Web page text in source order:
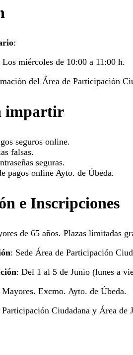
:
Los miércoles de 10:00 a 11:00 h.
del Área de Participación
impartir
seguros online.
falsas.
seguras.
pagos online Ayto. de Úbeda.
e Inscripciones
de 65 años. Plazas limitadas
: Sede Área de Participación
: Del 1 al 5 de Junio (lunes a
Excmo. Ayto. de Úbeda.
Ciudadana y Área de